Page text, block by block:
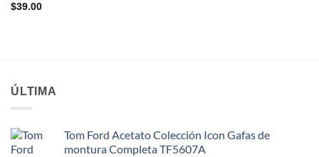
$39.00
ÚLTIMA
Tom Ford Acetato Colección Icon Gafas de
montura Completa TF5607A